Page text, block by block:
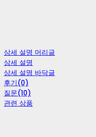
상세 설명 머리글
상세 설명
상세 설명 바닥글
후기(0)
질문(10)
관련 상품